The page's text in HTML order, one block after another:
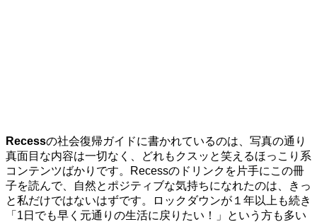
Recessの社会復帰ガイドに書かれているのは、写真の通り
真面目な内容は一切なく、どれもクスッと笑えるほっこり系
コンテンツばかりです。Recessのドリンクを片手にこの冊
子を読んで、自然とポジティブな気持ちになれたのは、きっ
と私だけではないはずです。ロックダウンが１年以上も続き
「1日でも早く元通りの生活に戻りたい！」という方も多い